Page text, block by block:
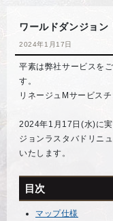
ワールドダンジョン
2024年1月17日
平素は弊社サービスを
す。
リネージュMサービスチ
2024年1月17日(水)に
ジョンラスタバドリニ
いたします。
目次
マップ仕様